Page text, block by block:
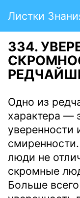
Листки
334.
Одно из
характера —
уверенности
люди не
скромные
Больше